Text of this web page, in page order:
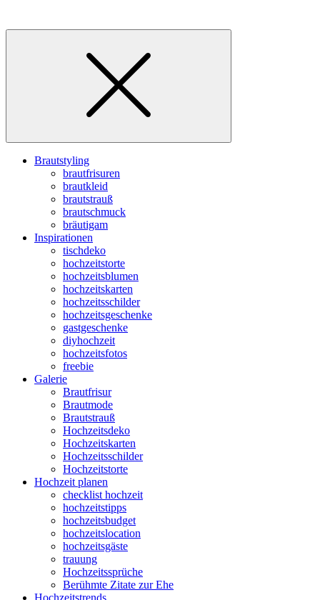
Brautstyling
brautfrisuren
brautkleid
brautstrauß
brautschmuck
bräutigam
Inspirationen
tischdeko
hochzeitstorte
hochzeitsblumen
hochzeitskarten
hochzeitsschilder
hochzeitsgeschenke
gastgeschenke
diyhochzeit
hochzeitsfotos
freebie
Galerie
Brautfrisur
Brautmode
Brautstrauß
Hochzeitsdeko
Hochzeitskarten
Hochzeitsschilder
Hochzeitstorte
Hochzeit planen
checklist hochzeit
hochzeitstipps
hochzeitsbudget
hochzeitslocation
hochzeitsgäste
trauung
Hochzeitssprüche
Berühmte Zitate zur Ehe
Hochzeitstrends